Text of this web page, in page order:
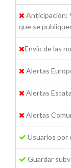
Anticipación:
que se
Envío de las
Alertas
Alertas
Alertas
Usuarios por
Guardar